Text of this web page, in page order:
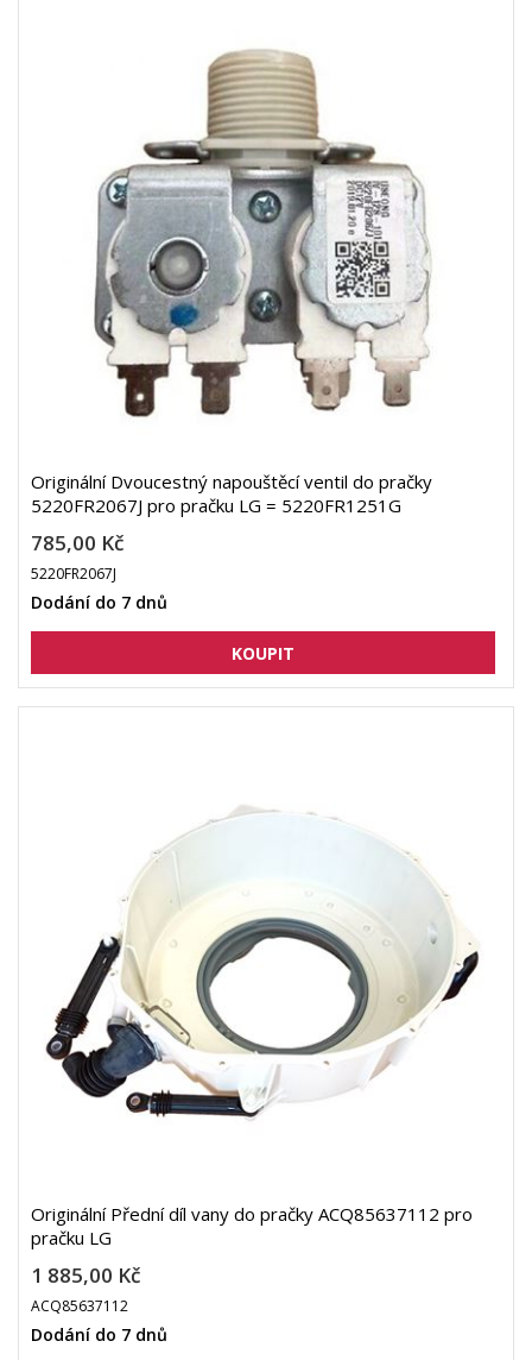
Originální Dvoucestný napouštěcí ventil do pračky
5220FR2067J pro pračku LG = 5220FR1251G
785,00 Kč
5220FR2067J
Dodání do 7 dnů
Originální Přední díl vany do pračky ACQ85637112 pro
pračku LG
1 885,00 Kč
ACQ85637112
Dodání do 7 dnů